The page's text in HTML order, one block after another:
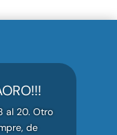
al 20. Otro
de